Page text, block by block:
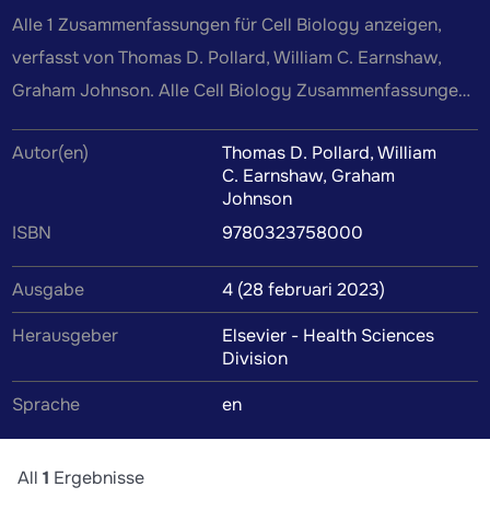
Alle 1 Zusammenfassungen für Cell Biology anzeigen,
verfasst von Thomas D. Pollard, William C. Earnshaw,
Graham Johnson. Alle Cell Biology Zusammenfassungen,
Lernmaterial werden von Kommilitonen oder Tutoren
verfasst, um dir das Verständnis des Lehrbuchinhalts zu
erleichtern. Wenn du die Zusammenfassung findest, die
Kinderspiel.
Autor(en)
Thomas D. Pollard, William
C. Earnshaw, Graham
Johnson
ISBN
9780323758000
Ausgabe
4 (28 februari 2023)
Herausgeber
Elsevier - Health Sciences
Division
Sprache
en
All 1 Ergebnisse